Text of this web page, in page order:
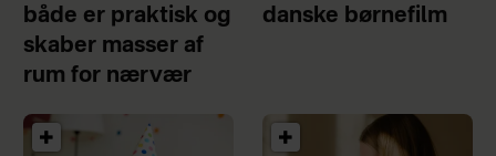
både er praktisk og
skaber masser af
rum for nærvær
danske børnefilm